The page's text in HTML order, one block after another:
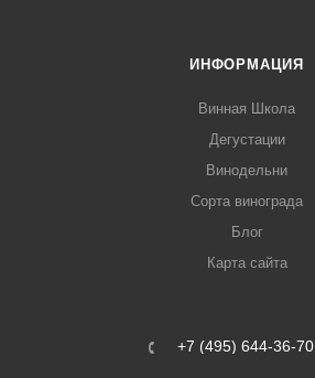
ИНФОРМАЦИЯ
Винная Школа
Дегустации
Винодельни
Сорта винограда
Блог
Карта сайта
+7 (495) 644-36-70